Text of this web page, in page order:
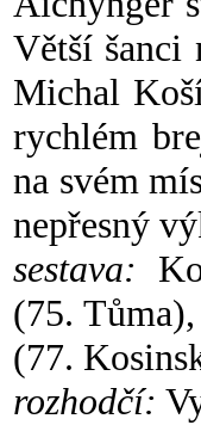
Větší šanci
Michal
rychlém
na svém
nepřesný
sestava:
(75.
(77.
rozhodčí: